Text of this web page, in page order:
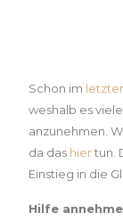
Schon im
weshalb es
anzunehmen.
da das hiertun.
Einstieg in die
Hilfe